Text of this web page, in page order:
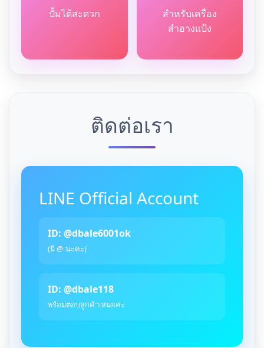
ปั้มได้สะดวก
สำหรับเครื่อง
สำอางแป้ง
ติดต่อเรา
LINE Official Account
ID: @dbale6001ok
(มี @ นะคะ)
ID: @dbale118
พร้อมตอบลูกค้าเสมอค่ะ